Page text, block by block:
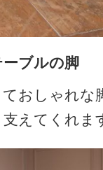
ブルの脚
おしゃれな
えてくれま